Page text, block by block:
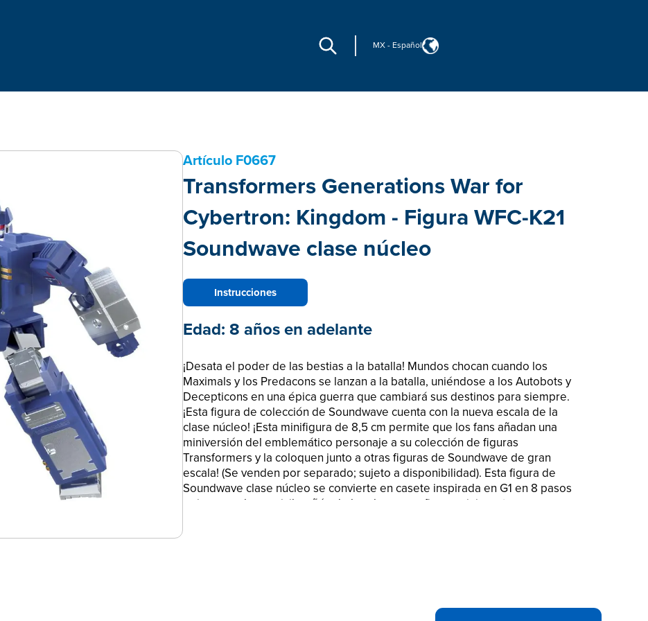
MX - Español
Artículo F0667
Transformers Generations War for
Cybertron: Kingdom - Figura WFC-K21
Soundwave clase núcleo
Instrucciones
Edad: 8 años en adelante
¡Desata el poder de las bestias a la batalla! Mundos chocan cuando los
Maximals y los Predacons se lanzan a la batalla, uniéndose a los Autobots y
Decepticons en una épica guerra que cambiará sus destinos para siempre.
¡Esta figura de colección de Soundwave cuenta con la nueva escala de la
clase núcleo! ¡Esta minifigura de 8,5 cm permite que los fans añadan una
miniversión del emblemático personaje a su colección de figuras
Transformers y la coloquen junto a otras figuras de Soundwave de gran
escala! (Se venden por separado; sujeto a disponibilidad). Esta figura de
Soundwave clase núcleo se convierte en casete inspirada en G1 en 8 pasos
y viene con lanzamisil, cañón de hombro y una figura minicasete no
modo casetera. ¡Este Soundwave de 8,5 cm es un regalo fantástico tanto
en una épica guerra que cambiará sus destinos para siempre